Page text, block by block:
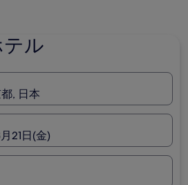
ル
, 日本
21日(金)